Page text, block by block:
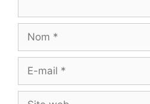
mail